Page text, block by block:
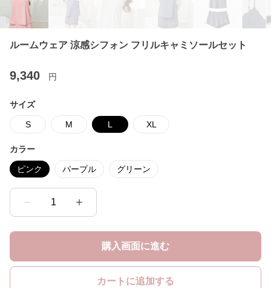
ルームウェア 涼感シフォン フリルキャミソールセット
9,340 円
サイズ
S M L XL
カラー
ピンク パープル グリーン
1
購入画面に進む
カートに追加する